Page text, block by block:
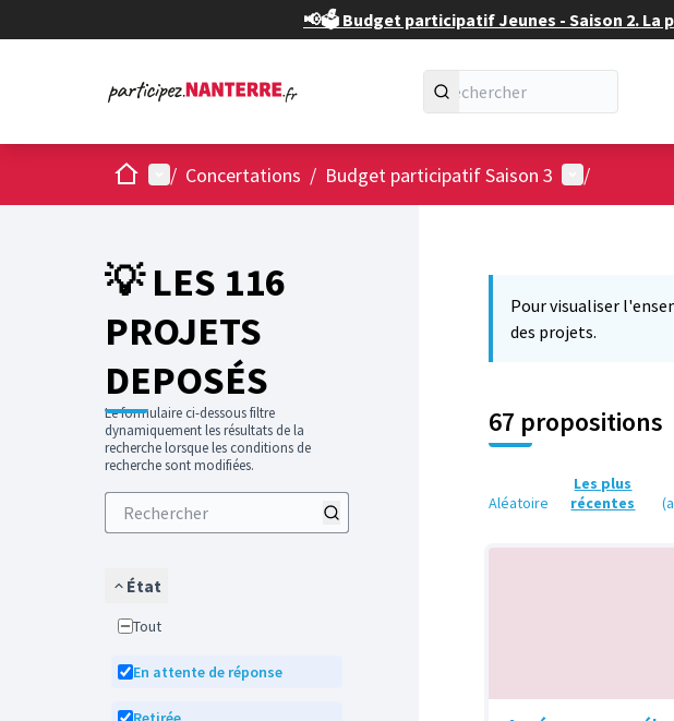
📢🗳️ Budget participatif Jeunes - Saison 2. La
AccueilMenu principal
/ Concertations / Budget participatif Saison 3 Menu
/
💡 LES 116
PROJETS
DEPOSÉS
Le formulaire ci-dessous filtre
dynamiquement les résultats de la
recherche lorsque les conditions de
recherche sont modifiées.
État
Tout
En attente de réponse
Pour visualiser
des projets.
67 propositions
Aléatoire
Les plus
récentes